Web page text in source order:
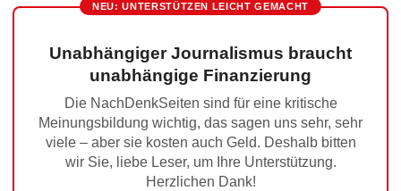
NEU: UNTERSTÜTZEN LEICHT GEMACHT
Unabhängiger Journalismus braucht
unabhängige Finanzierung
Die NachDenkSeiten sind für eine kritische
Meinungsbildung wichtig, das sagen uns sehr, sehr
viele – aber sie kosten auch Geld. Deshalb bitten
wir Sie, liebe Leser, um Ihre Unterstützung.
Herzlichen Dank!